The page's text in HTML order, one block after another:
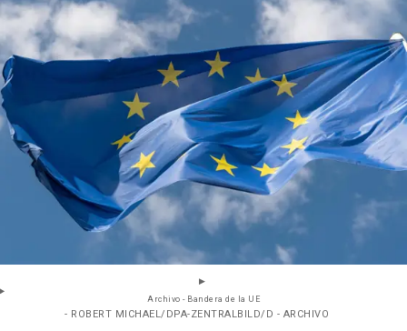
Archivo - Bandera de la UE
- ROBERT MICHAEL/DPA-ZENTRALBILD/D - ARCHIVO